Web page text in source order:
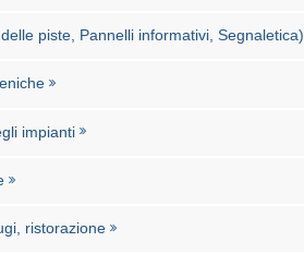
piste, Pannelli informativi, Segnaletica)
impianti
ristorazione